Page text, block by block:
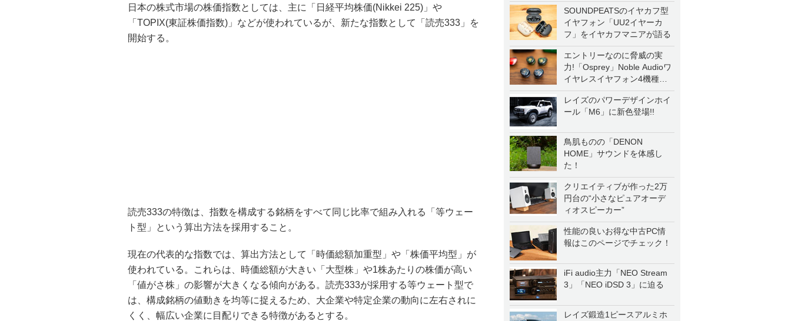
SOUNDPEATSのイヤカフ型
イヤフォン「UU2イヤーカ
フ」をイヤカフマニアが語る
エントリーなのに脅威の実
力!「Osprey」Noble Audioワ
イヤレスイヤフォン4機種を
一気に聴く
レイズのパワーデザインホイ
ール「M6」に新色登場!!
鳥肌ものの「DENON
HOME」サウンドを体感し
た！
クリエイティブが作った2万
円台の“小さなピュアオーデ
ィオスピーカー”
性能の良いお得な中古PC情
報はこのページでチェック！
iFi audio主力「NEO Stream
3」「NEO iDSD 3」に迫る
レイズ鍛造1ピースアルミホ
日本の株式市場の株価指数としては、主に「日経平均株価(Nikkei 225)」や
「TOPIX(東証株価指数)」などが使われているが、新たな指数として「読売333」を
開始する。
読売333の特徴は、指数を構成する銘柄をすべて同じ比率で組み入れる「等ウェー
ト型」という算出方法を採用すること。
現在の代表的な指数では、算出方法として「時価総額加重型」や「株価平均型」が
使われている。これらは、時価総額が大きい「大型株」や1株あたりの株価が高い
「値がさ株」の影響が大きくなる傾向がある。読売333が採用する等ウェート型で
は、構成銘柄の値動きを均等に捉えるため、大企業や特定企業の動向に左右されに
くく、幅広い企業に目配りできる特徴があるとする。